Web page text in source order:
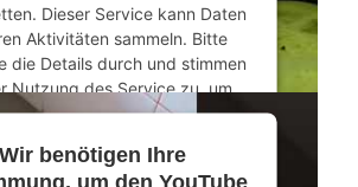
Dieser Service kann Daten
Aktivitäten sammeln. Bitte
die Details durch und stimmen
Nutzung des Service zu, um
Video anzusehen.
Mehr Informationen
Wir benötigen Ihre
um den YouTube